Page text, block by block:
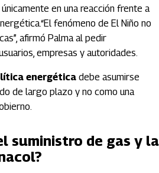
en una reacción frente a
fenómeno de El Niño no
afirmó Palma al pedir
empresas y autoridades.
energética debe asumirse
de largo plazo y no como una
suministro de gas y la